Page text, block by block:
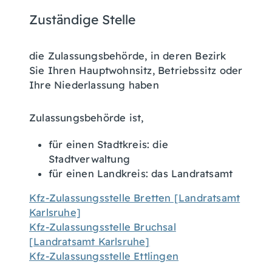
Zuständige Stelle
die Zulassungsbehörde, in deren Bezirk
Sie Ihren Hauptwohnsitz, Betriebssitz oder
Ihre Niederlassung haben
Zulassungsbehörde ist,
für einen Stadtkreis: die
Stadtverwaltung
für einen Landkreis: das Landratsamt
Kfz-Zulassungsstelle Bretten [Landratsamt
Karlsruhe]
Kfz-Zulassungsstelle Bruchsal
[Landratsamt Karlsruhe]
Kfz-Zulassungsstelle Ettlingen